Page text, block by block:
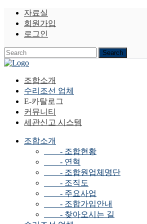
자료실
회원가입
로그인
조합소개
수리조선 업체
E-카탈로그
커뮤니티
세관신고 시스템
조합소개
- 조합현황
- 연혁
- 조합원업체명단
- 조직도
- 주요사업
- 조합가입안내
- 찾아오시는 길